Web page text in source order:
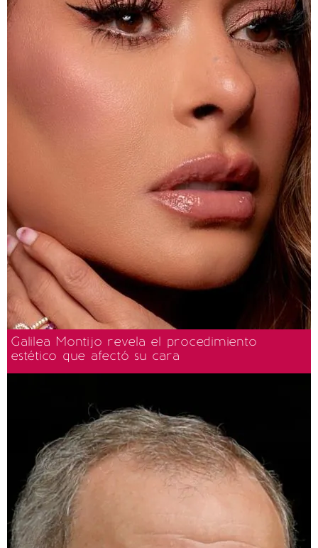
Galilea Montijo revela el procedimiento
estético que afectó su cara